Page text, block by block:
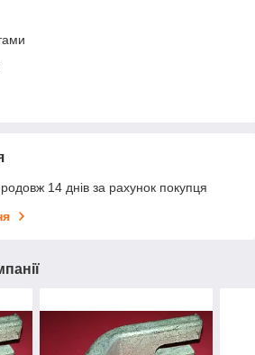
14 днів за рахунок покупця